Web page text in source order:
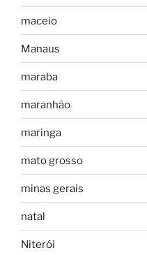
maceio
Manaus
maraba
maranhão
maringa
mato grosso
minas gerais
natal
Niterói